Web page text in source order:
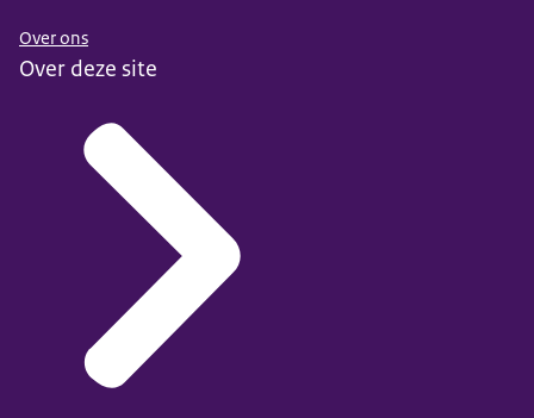
Over ons
Over deze site